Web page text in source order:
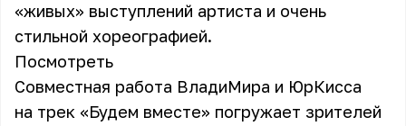
«живых» выступлений артиста и очень
стильной хореографией.
Посмотреть
Совместная работа ВладиМира и ЮрКисса
на трек «Будем вместе» погружает зрителей